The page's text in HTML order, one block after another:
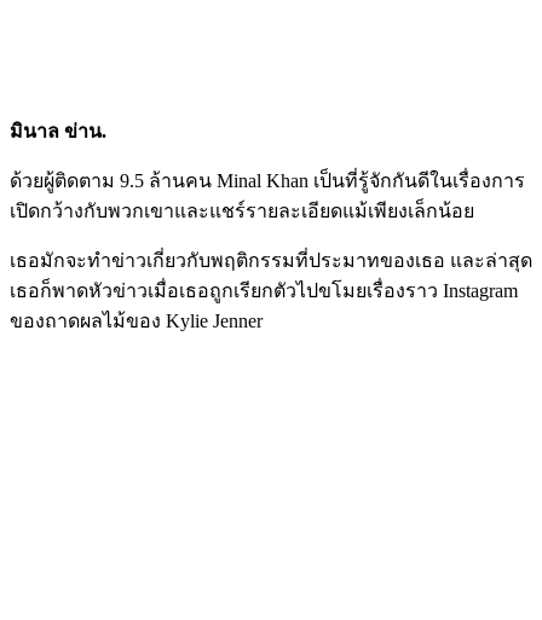
มินาล ข่าน.
ด้วยผู้ติดตาม 9.5 ล้านคน Minal Khan เป็นที่รู้จักกันดีในเรื่องการ
เปิดกว้างกับพวกเขาและแชร์รายละเอียดแม้เพียงเล็กน้อย
เธอมักจะทำข่าวเกี่ยวกับพฤติกรรมที่ประมาทของเธอ และล่าสุด
เธอก็พาดหัวข่าวเมื่อเธอถูกเรียกตัวไปขโมยเรื่องราว Instagram
ของถาดผลไม้ของ Kylie Jenner